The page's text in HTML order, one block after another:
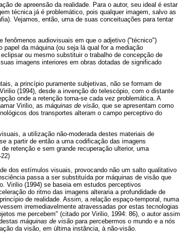
de apreensão da realidade. Para o autor, seu ideal é estar
técnica já é problemático, pois qualquer imagem, salvo as
Vejamos, então, uma de suas conceituações para tentar
fenômenos audiovisuais em que o adjetivo ("técnico")
da máquina (ou seja lá qual for a mediação
ou mesmo substituir o trabalho de concepção de
imagens interiores em obras dotadas de significado
a princípio puramente subjetivas, não se formam de
(1994), desde a invenção do telescópio, com o distante
onde a retenção torna-se cada vez problemática. A
Virilio, as máquinas de visão , que se apresentam como
dos transportes alteram o campo perceptivo do
a utilização não-moderada destes materiais de
a partir de então a uma codificação das imagens
retenção e sem grande recuperação ulterior, uma
dos estímulos visuais, provocando não um salto qualitativo
passa a ser substituída por máquinas de visão que
Virilio (1994) se baseia em estudos perceptivos
do ritmo das imagens alteraria a profundidade de
de realidade. Assim, a relação espaço-temporal, numa
irremediavelmente atravessadas por estas tecnologias
me percebem" (citado por Virilio, 1994: 86), o autor assim
máquinas de visão para percebermos o mundo e a nós
da visão, em última instância, à não-visão.